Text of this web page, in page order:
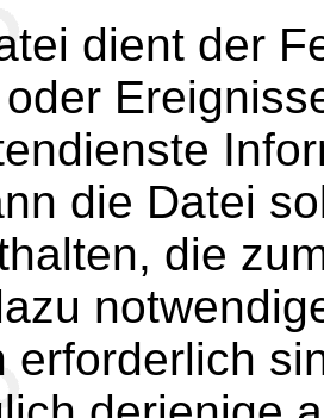
dient der
die Datei
die
erforderlich